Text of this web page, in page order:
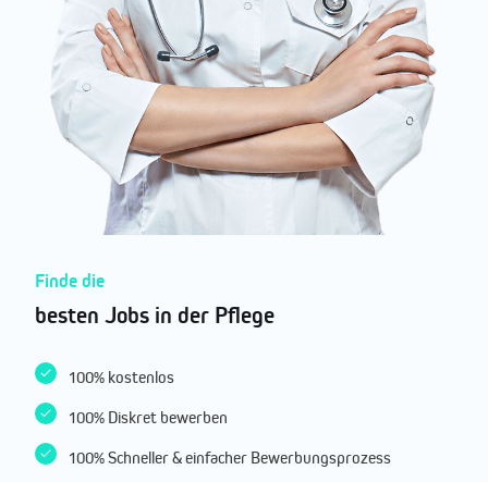
Finde die
besten Jobs in der Pflege
100% kostenlos
100% Diskret bewerben
100% Schneller & einfacher Bewerbungsprozess